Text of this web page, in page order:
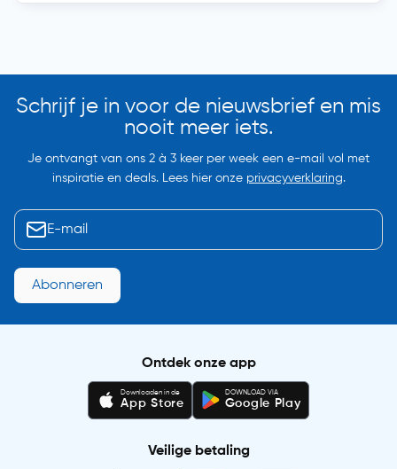
Schrijf je in voor de nieuwsbrief en mis
nooit meer iets.
Je ontvangt van ons 2 à 3 keer per week een e-mail vol met
inspiratie en deals. Lees hier onze privacyverklaring.
Abonneren
Ontdek onze app
Downloaden in de
App Store
DOWNLOAD VIA
Google Play
Veilige betaling